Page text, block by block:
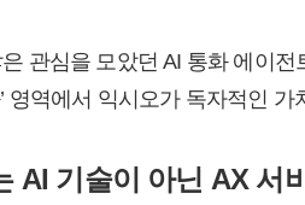
관심을 모았던 AI 통화 에이전
영역에서 익시오가 독자적인
AI 기술이 아닌 AX 서